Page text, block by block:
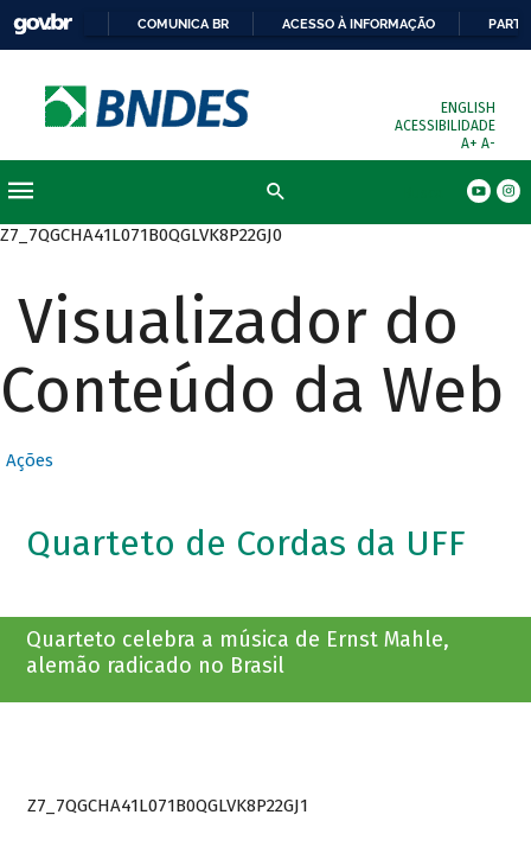
COMUNICA BR ACESSO À INFORMAÇÃO
ENGLISH
ACESSIBILIDADE
A+ A-
Z7_7QGCHA41L071B0QGLVK8P22GJ0
Visualizador do
Conteúdo da Web
Ações
Quarteto de Cordas da UFF
Quarteto celebra a música de Ernst Mahle,
alemão radicado no Brasil
Z7_7QGCHA41L071B0QGLVK8P22GJ1